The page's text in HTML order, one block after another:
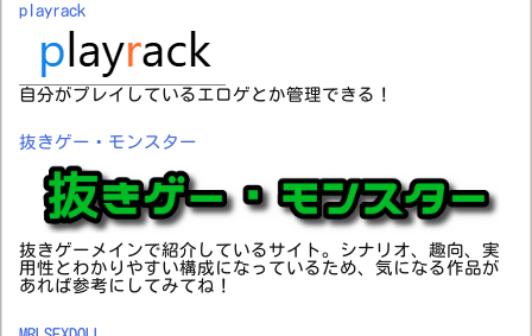
playrack
自分がプレイしているエロゲとか管理できる！
抜きゲー・モンスター
抜きゲーメインで紹介しているサイト。シナリオ、趣向、実
用性とわかりやすい構成になっているため、気になる作品が
あれば参考にしてみてね！